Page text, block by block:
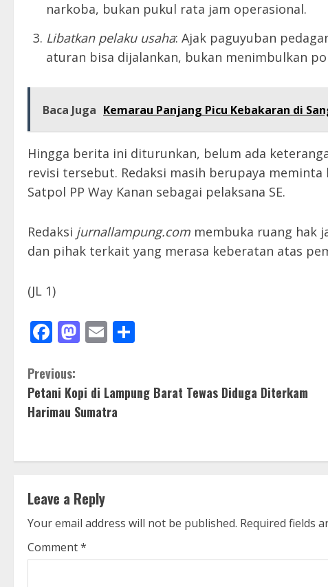
narkoba, bukan pukul rata jam operasional.
Libatkan pelaku usaha: Ajak paguyuban
aturan bisa dijalankan, bukan menimbulkan
Baca Juga Kemarau Panjang Picu Kebakaran di
Hingga berita ini diturunkan, belum ada
revisi tersebut. Redaksi masih berupaya
Satpol PP Way Kanan sebagai pelaksana SE.
Redaksi jurnallampung.com membuka ruang hak
dan pihak terkait yang merasa keberatan atas
(JL 1)
Facebook
Mastodon
Email
C
o
t
i
n
u
Previous:
Petani Kopi di Lampung Barat Tewas Diduga Diterkam
Harimau Sumatra
Leave a Reply
Your email address will not be published. Required fields
Comment*